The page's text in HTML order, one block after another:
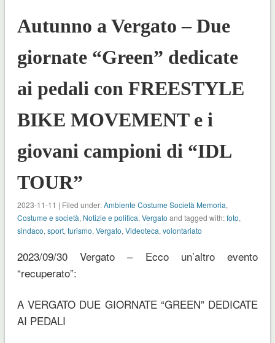
Autunno a Vergato – Due
giornate “Green” dedicate
ai pedali con FREESTYLE
BIKE MOVEMENT e i
giovani campioni di “IDL
TOUR”
2023-11-11 | Filed under:Ambiente Costume Società Memoria,
Costume e società, Notizie e politica, Vergato and tagged with:foto,
sindaco, sport, turismo, Vergato, Videoteca, volontariato
2023/09/30 Vergato – Ecco un’altro evento
“recuperato”:
A VERGATO DUE GIORNATE “GREEN” DEDICATE
AI PEDALI